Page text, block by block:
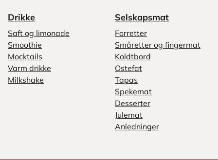
Drikke
Saft og limonade
Smoothie
Mocktails
Varm drikke
Milkshake
Selskapsmat
Forretter
Småretter og fingermat
Koldtbord
Ostefat
Tapas
Spekemat
Desserter
Julemat
Anledninger